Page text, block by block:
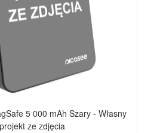
5 000 mAh Szary - Własny
projekt ze zdjęcia